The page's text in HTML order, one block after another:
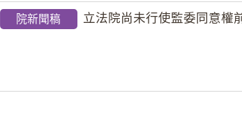
院新聞稿 立法院尚未行使監委同意權